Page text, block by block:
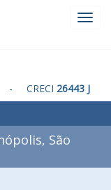
- CRECI 26443 J
São